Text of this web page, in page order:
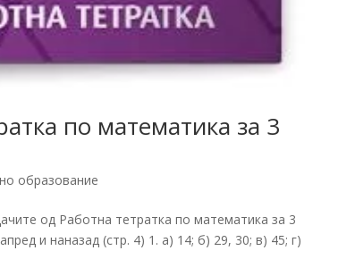
по математика за 3
образование
од Работна тетратка по математика за 3
и наназад (стр. 4) 1. а) 14; б) 29, 30; в) 45; г)